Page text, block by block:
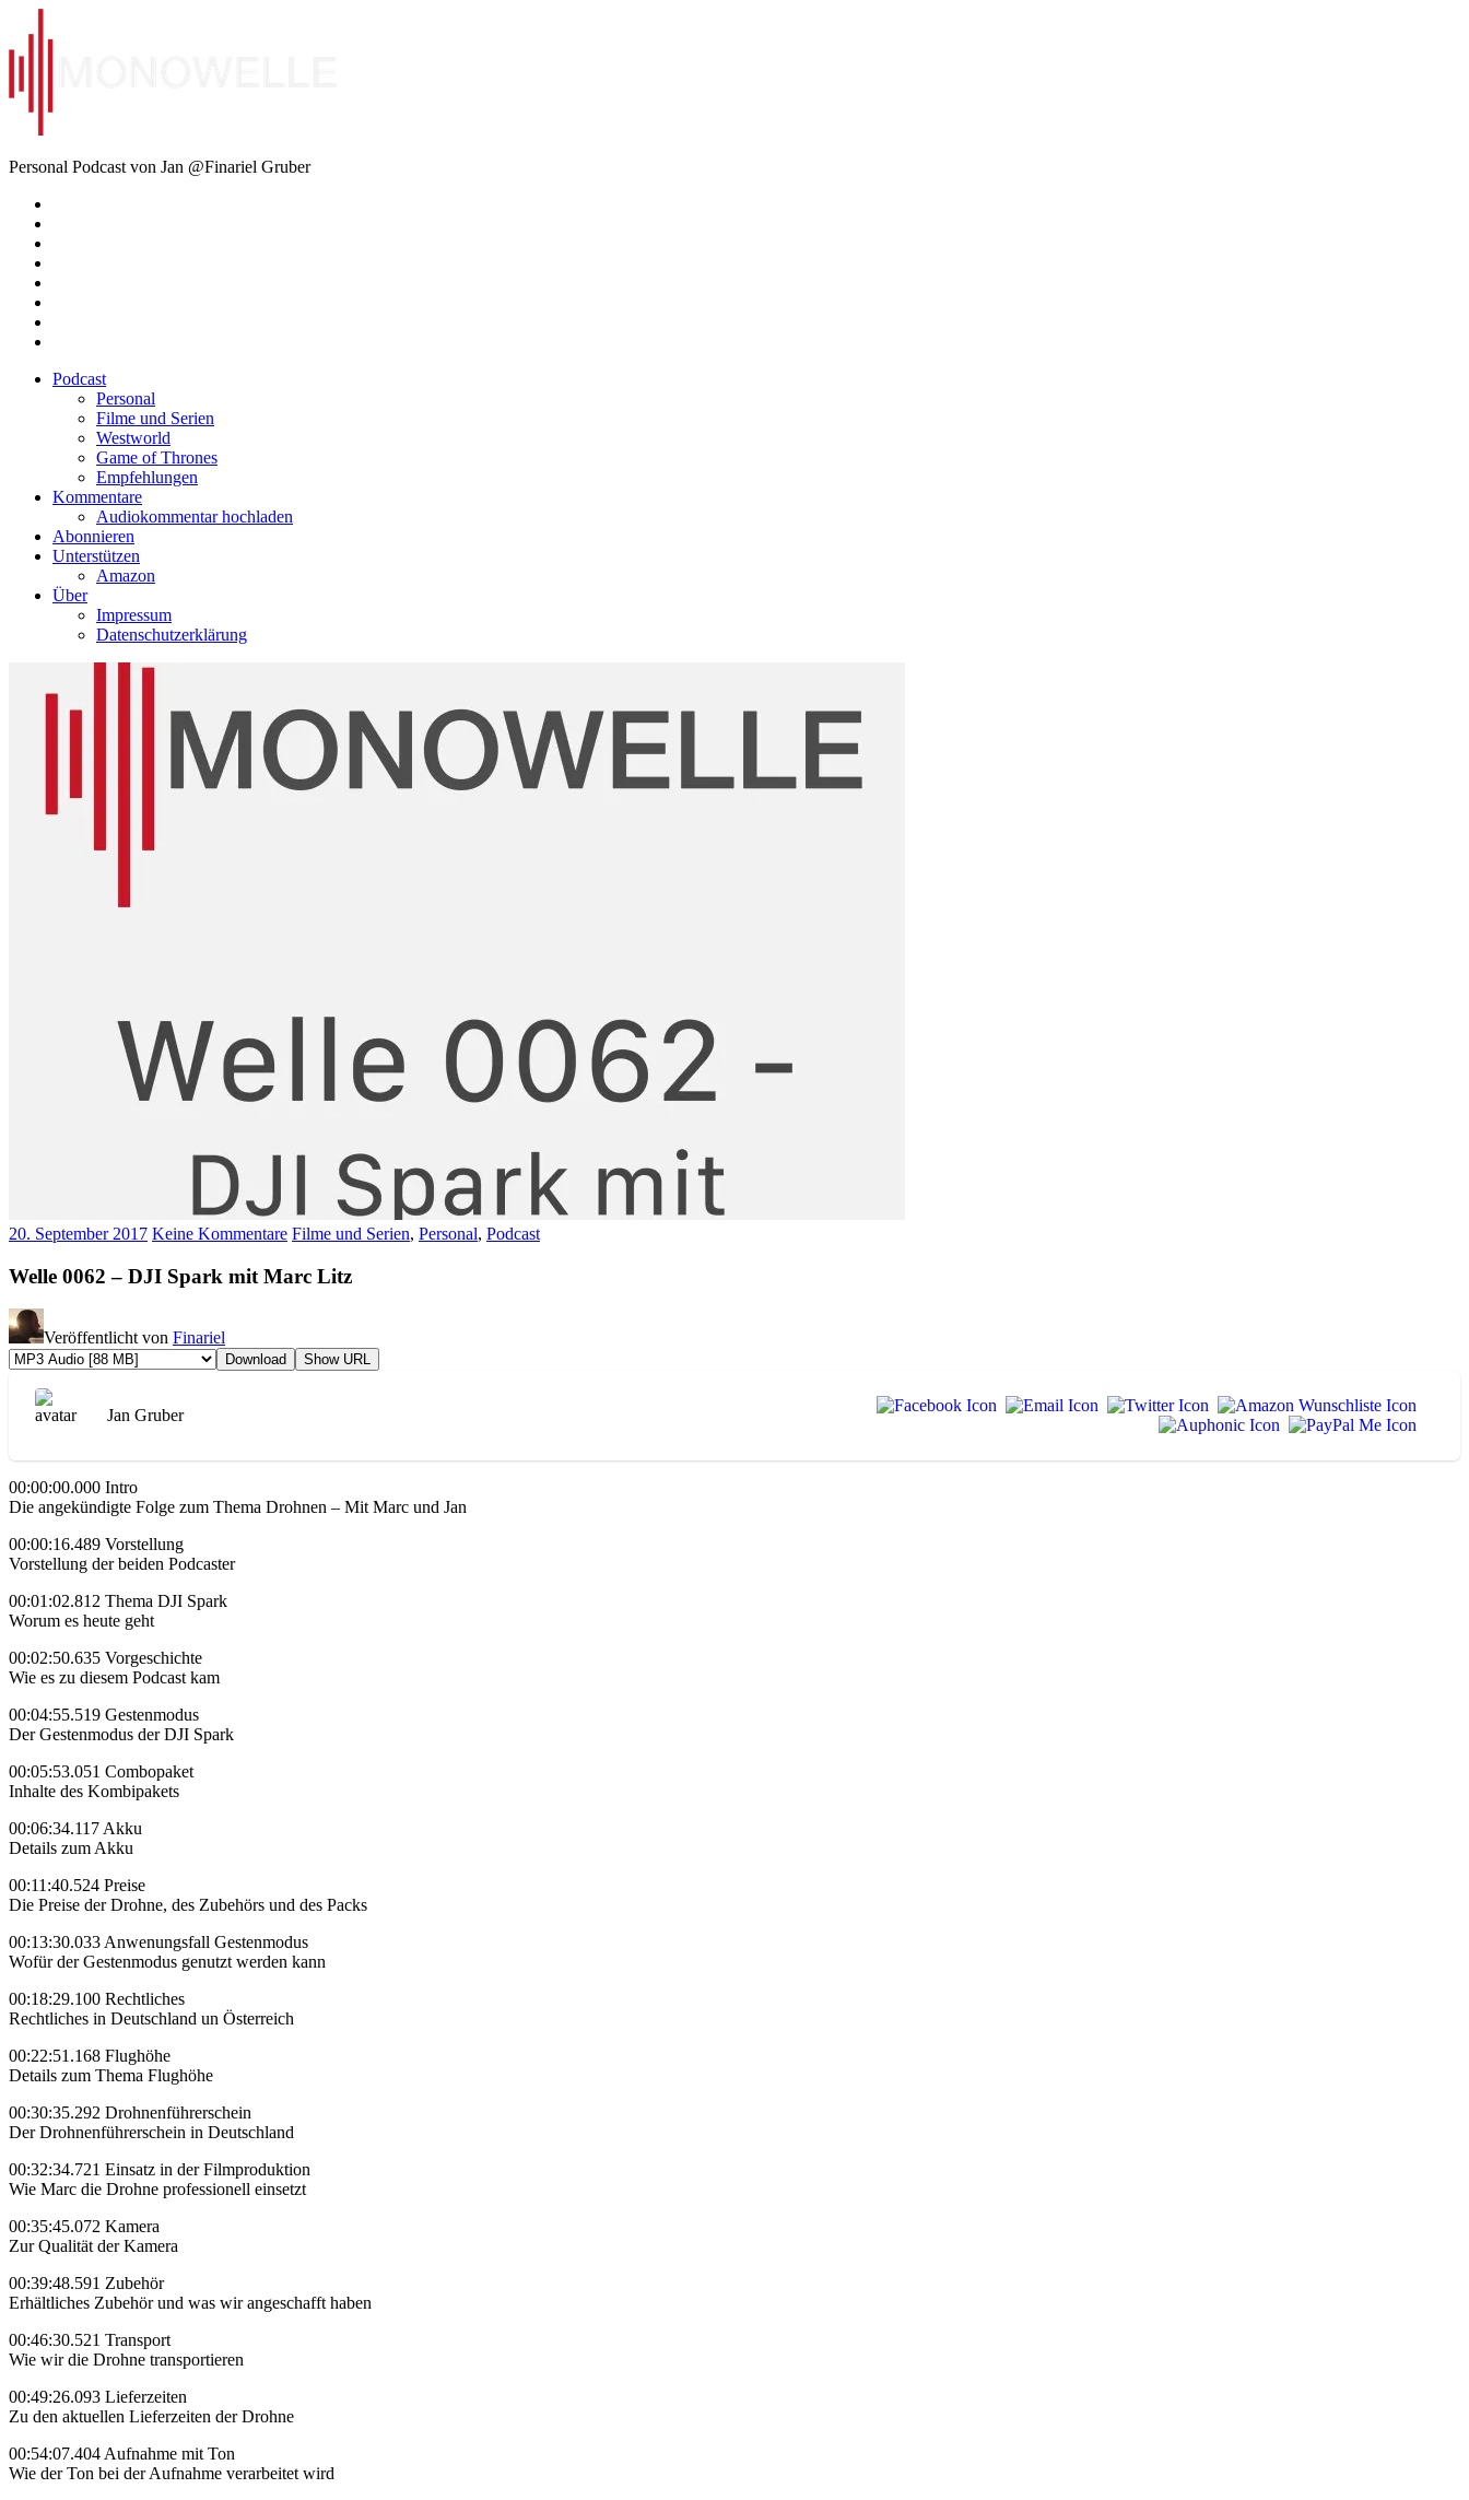
Inhalt
springen
Monowelle
Personal Podcast von Jan @Finariel Gruber
Podcast
Personal
Filme und Serien
Westworld
Game of Thrones
Empfehlungen
Kommentare
Audiokommentar hochladen
Abonnieren
Unterstützen
Amazon
Über
Impressum
Datenschutzerklärung
20. September 2017 Keine Kommentare Filme und Serien, Personal, Podcast
Welle 0062 – DJI Spark mit Marc Litz
Veröffentlicht von Finariel
Download Show URL
Jan Gruber
00:00:00.000 Intro
Die angekündigte Folge zum Thema Drohnen – Mit Marc und Jan
00:00:16.489 Vorstellung
Vorstellung der beiden Podcaster
00:01:02.812 Thema DJI Spark
Worum es heute geht
00:02:50.635 Vorgeschichte
Wie es zu diesem Podcast kam
00:04:55.519 Gestenmodus
Der Gestenmodus der DJI Spark
00:05:53.051 Combopaket
Inhalte des Kombipakets
00:06:34.117 Akku
Details zum Akku
00:11:40.524 Preise
Die Preise der Drohne, des Zubehörs und des Packs
00:13:30.033 Anwenungsfall Gestenmodus
Wofür der Gestenmodus genutzt werden kann
00:18:29.100 Rechtliches
Rechtliches in Deutschland un Österreich
00:22:51.168 Flughöhe
Details zum Thema Flughöhe
00:30:35.292 Drohnenführerschein
Der Drohnenführerschein in Deutschland
00:32:34.721 Einsatz in der Filmproduktion
Wie Marc die Drohne professionell einsetzt
00:35:45.072 Kamera
Zur Qualität der Kamera
00:39:48.591 Zubehör
Erhältliches Zubehör und was wir angeschafft haben
00:46:30.521 Transport
Wie wir die Drohne transportieren
00:49:26.093 Lieferzeiten
Zu den aktuellen Lieferzeiten der Drohne
00:54:07.404 Aufnahme mit Ton
Wie der Ton bei der Aufnahme verarbeitet wird